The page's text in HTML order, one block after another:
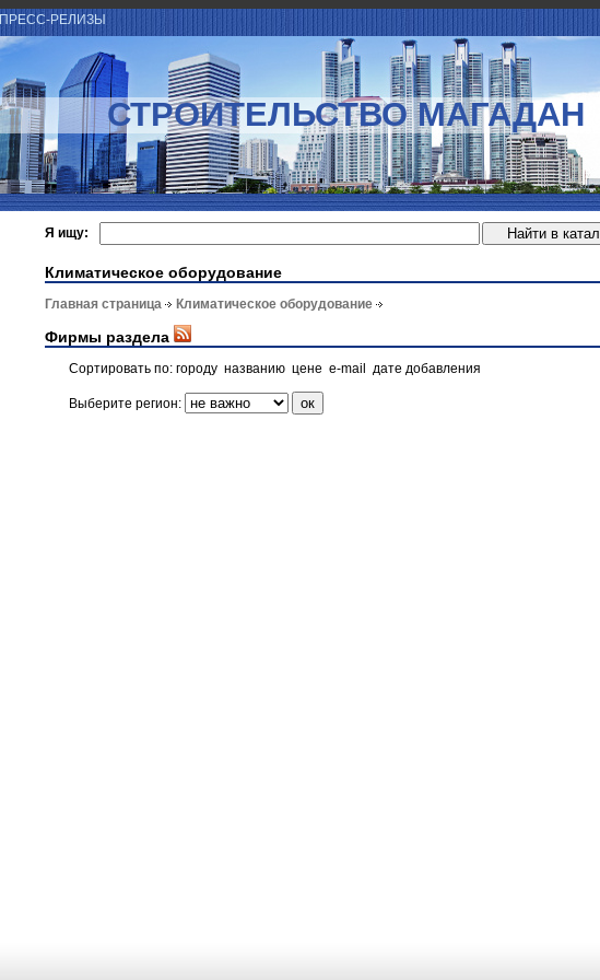
ПРЕСС-РЕЛИЗЫ
СТРОИТЕЛЬСТВО МАГАДАН
Я ищу:
Климатическое оборудование
Главная страница Климатическое оборудование
Фирмы раздела
Сортировать по: городу названию цене e-mail дате добавления
Выберите регион: